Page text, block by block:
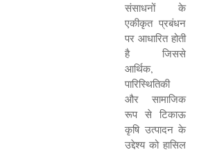
संसाधनों के
एकीकृत प्रबंधन
पर आधारित होती
है जिससे
आर्थिक,
पारिस्थितिकी
और सामाजिक
रूप से टिकाऊ
कृषि उत्पादन के
उद्देश्य को हासिल